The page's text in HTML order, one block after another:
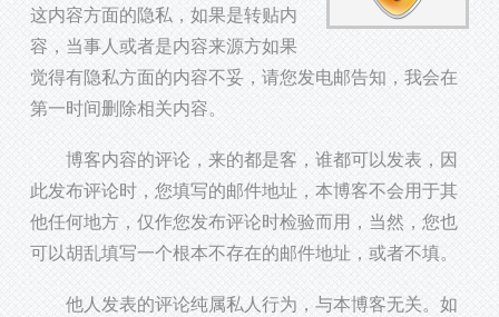
这内容方面的隐私，如果是转贴内
容，当事人或者是内容来源方如果
觉得有隐私方面的内容不妥，请您发电邮告知，我会在
第一时间删除相关内容。
博客内容的评论，来的都是客，谁都可以发表，因
此发布评论时，您填写的邮件地址，本博客不会用于其
他任何地方，仅作您发布评论时检验而用，当然，您也
可以胡乱填写一个根本不存在的邮件地址，或者不填。
他人发表的评论纯属私人行为，与本博客无关。如